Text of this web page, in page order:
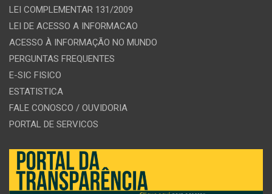
LEI COMPLEMENTAR 131/2009
LEI DE ACESSO A INFORMACAO
ACESSO À INFORMAÇÃO NO MUNDO
PERGUNTAS FREQUENTES
E-SIC FISICO
ESTATISTICA
FALE CONOSCO / OUVIDORIA
PORTAL DE SERVICOS